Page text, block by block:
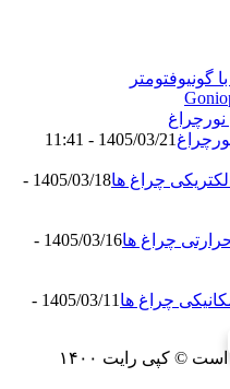
گونیوفتومتر
1405/03/21 - 11:41
چراغ ها
1405/03/18 -
چراغ ها
1405/03/16 -
چراغ ها
1405/03/11 -
© کپی رایت ۱۴۰۰